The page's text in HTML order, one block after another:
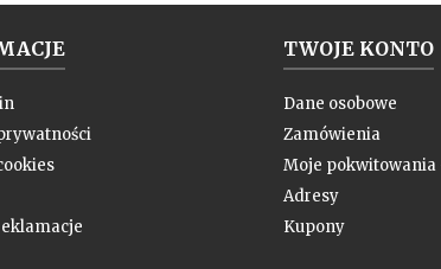
TWOJE KONTO
Dane osobowe
Zamówienia
Moje pokwitowania
Adresy
Kupony